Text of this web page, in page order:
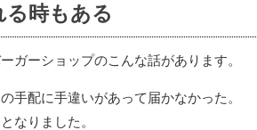
時もある
ガーショップのこんな話があります。
手配に手違いがあって届かなかった。
なりました。